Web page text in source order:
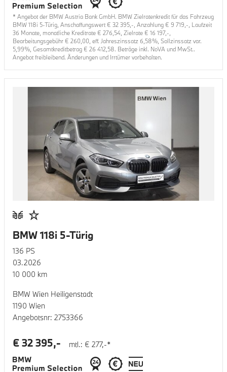
* Angebot der BMW Austria Bank GmbH. BMW Zielratenkredit für das Fahrzeug
BMW 118i 5-Türig, Anschaffungswert € 32 395,-, Anzahlung € 9 719,-, Laufzeit
36 Monate, monatliche Kreditrate € 276,54, Zielrate € 16 197,-,
Bearbeitungsgebühr € 260,00, eff. Jahreszinssatz 6,58%, Sollzinssatz var.
5,99%, Gesamtkreditbetrag € 26 412,58. Beträge inkl. NoVA und MwSt..
Angebot freibleibend. Änderungen und Irrtümer vorbehalten.
BMW 118i 5-Türig
136 PS
03.2026
10 000 km
BMW Wien Heiligenstadt
1190 Wien
Angebotsnr: 2753366
mtl.: € 277,-*
€ 32 395,-